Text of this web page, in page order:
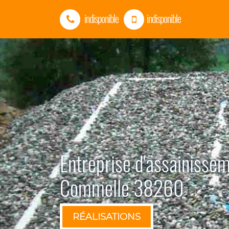
indisponible indisponible
Entreprise
Commelle 38260
RÉALISATIONS